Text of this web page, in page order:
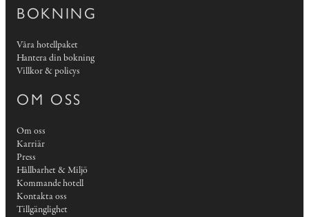
BOKNING
Våra hotellpaket
Hantera din bokning
Villkor & policys
OM OSS
Om oss
Karriär
Press
Hållbarhet & Miljö
Kommande hotell
Kontakta oss
Tillgänglighet